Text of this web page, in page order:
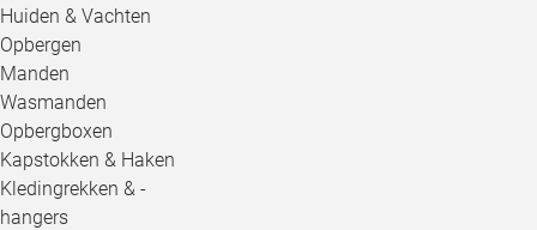
Huiden & Vachten
Opbergen
Manden
Wasmanden
Opbergboxen
Kapstokken & Haken
Kledingrekken & -
hangers